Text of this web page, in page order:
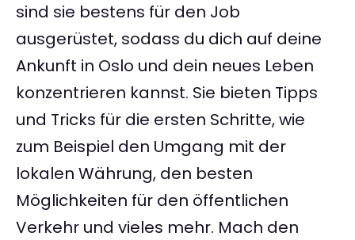
sind sie bestens für den Job
ausgerüstet, sodass du dich auf deine
Ankunft in Oslo und dein neues Leben
konzentrieren kannst. Sie bieten Tipps
und Tricks für die ersten Schritte, wie
zum Beispiel den Umgang mit der
lokalen Währung, den besten
Möglichkeiten für den öffentlichen
Verkehr und vieles mehr. Mach den